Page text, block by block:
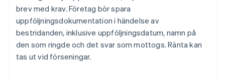
brev med krav. Företag bör spara
uppföljningsdokumentation i händelse av
bestridanden, inklusive uppföljningsdatum, namn på
den som ringde och det svar som mottogs. Ränta kan
tas ut vid förseningar.